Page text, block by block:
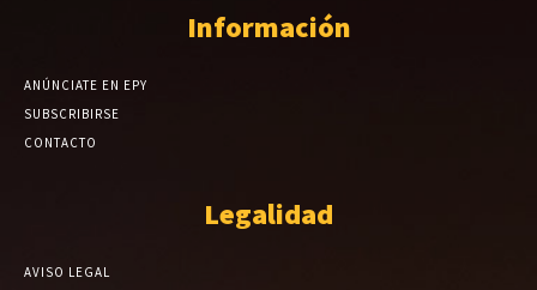
Información
ANÚNCIATE EN EPY
SUBSCRIBIRSE
CONTACTO
Legalidad
AVISO LEGAL